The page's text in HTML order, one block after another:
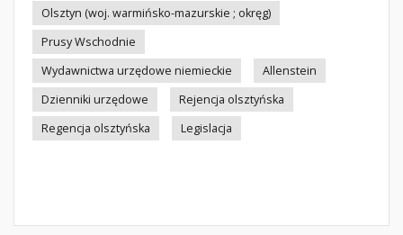
Olsztyn (woj. warmińsko-mazurskie ; okręg)
Prusy Wschodnie
Wydawnictwa urzędowe niemieckie
Allenstein
Dzienniki urzędowe
Rejencja olsztyńska
Regencja olsztyńska
Legislacja